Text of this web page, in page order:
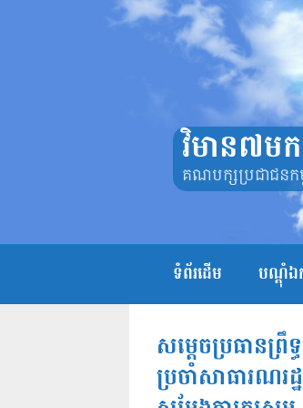
វិមាន៧មក
គណបក្សប្រជាជនកម្
ទំព័រដើម បណ្តុំឯ
សម្តេចប្រធានព្រឹ
ប្រចាំសាធារ